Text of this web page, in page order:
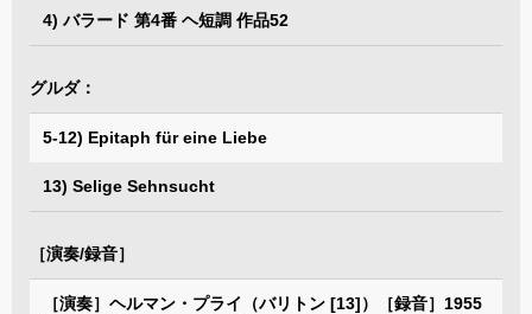
4) バラード 第4番 ヘ短調 作品52
グルダ：
5-12) Epitaph für eine Liebe
13) Selige Sehnsucht
［演奏/録音］
［演奏］ヘルマン・プライ（バリトン [13]）［録音］1955